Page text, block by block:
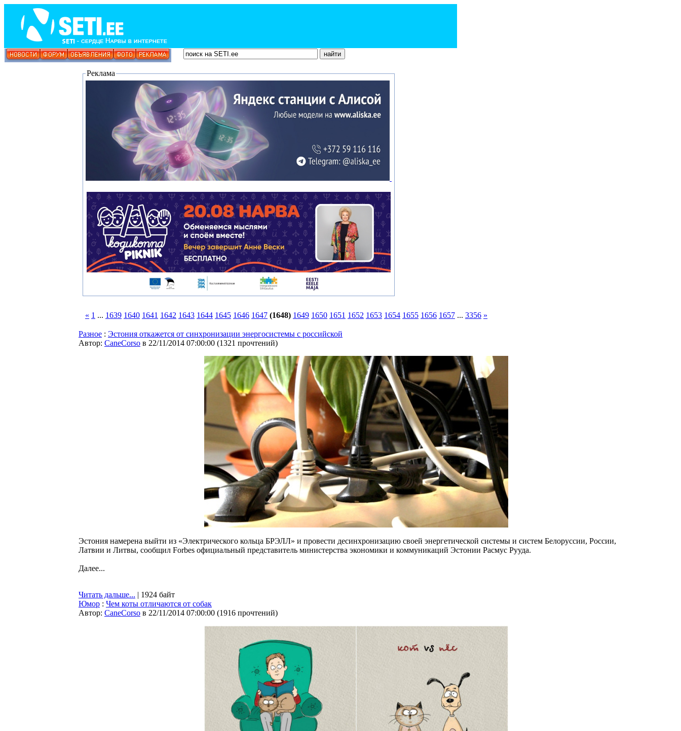
Реклама
« 1 ... 1639 1640 1641 1642 1643 1644 1645 1646 1647 (1648) 1649 1650 1651 1652 1653 1654 1655 1656 1657 ... 3356 »
Разное : Эстония откажется от синхронизации энергосистемы с российской
Автор: CaneCorso в 22/11/2014 07:00:00 (1321 прочтений)
Эстония намерена выйти из «Электрического кольца БРЭЛЛ» и провести десинхронизацию своей энергетической системы и систем Белоруссии, России,
Латвии и Литвы, сообщил Forbes официальный представитель министерства экономики и коммуникаций Эстонии Расмус Рууда.
Далее...
Читать дальше... | 1924 байт
Юмор : Чем коты отличаются от собак
Автор: CaneCorso в 22/11/2014 07:00:00 (1916 прочтений)